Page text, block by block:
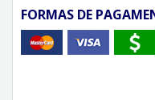
FORMAS DE